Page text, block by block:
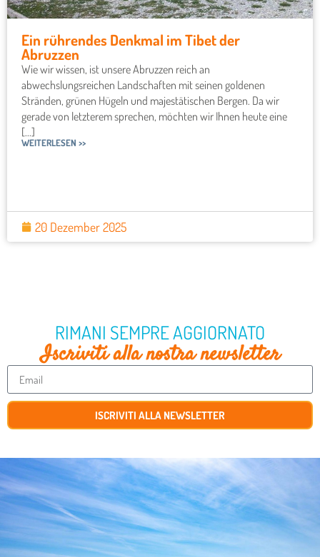
Ein rührendes Denkmal im Tibet der
Abruzzen
Wie wir wissen, ist unsere Abruzzen reich an
abwechslungsreichen Landschaften mit seinen goldenen
Stränden, grünen Hügeln und majestätischen Bergen. Da wir
gerade von letzterem sprechen, möchten wir Ihnen heute eine
[...]
WEITERLESEN >>
20 Dezember 2025
RIMANI SEMPRE AGGIORNATO
Iscriviti alla nostra newsletter
ISCRIVITI ALLA NEWSLETTER